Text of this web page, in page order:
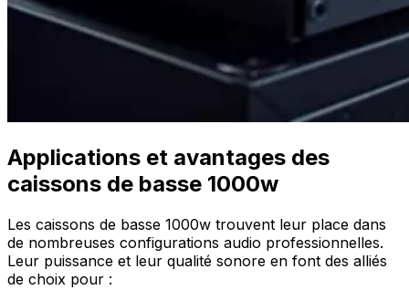
Applications et avantages des
caissons de basse 1000w
Les caissons de basse 1000w trouvent leur place dans
de nombreuses configurations audio professionnelles.
Leur puissance et leur qualité sonore en font des alliés
de choix pour :